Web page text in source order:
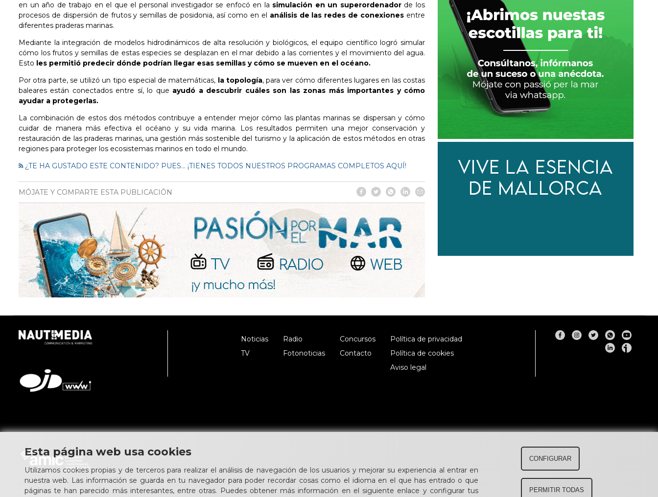
en un año de trabajo en el que el personal investigador se enfocó en la simulación en un superordenadorde los
procesos de dispersión de frutos y semillas de posidonia, así como en el análisis de las redes de conexiones entre
diferentes praderas marinas.
Mediante
la integración de modelos hidrodinámicos de alta resolución y biológicos, el equipo científico logró simular
cómo los frutos y semillas de estas especies se desplazan en el mar debido a las corrientes y el movimiento del agua.
Esto les permitió predecir dónde podrían llegar esas semillas y cómo se mueven en el océano.
Por otra parte, se utilizó un tipo especial de matemáticas, la topología, para ver cómo diferentes lugares en las costas
baleares están conectados entre sí, lo que ayudó a descubrir cuáles son las zonas más importantes y cómo
ayudar a protegerlas.
La combinación de estos dos métodos contribuye a entender mejor cómo las plantas marinas se dispersan y cómo
cuidar de manera más efectiva el océano y su vida marina.
Los resultados permiten una mejor conservación y
restauración de las praderas marinas, una gestión más sostenible del turismo y la aplicación de estos métodos en otras
regiones para proteger los ecosistemas marinos en todo el mundo.
¿TE HA GUSTADO ESTE CONTENIDO? PUES... ¡TIENES TODOS NUESTROS PROGRAMAS COMPLETOS AQUÍ!
MÓJATE Y COMPARTE ESTA PUBLICACIÓN
Noticias
TV
Radio
Fotonoticias
Concursos
Contacto
Política de privacidad
Política de cookies
Aviso legal
Esta página web usa cookies
Utilizamos cookies propias y de terceros para realizar el análisis de navegación de los usuarios y mejorar su experiencia al entrar en
nuestra web. Las información se guarda en tu navegador para poder recordar cosas como el idioma en el que has entrado o que
páginas te han parecido más interesantes, entre otras. Puedes obtener más información en el siguiente enlace y configurar tus
CONFIGURAR
PERMITIR TODAS